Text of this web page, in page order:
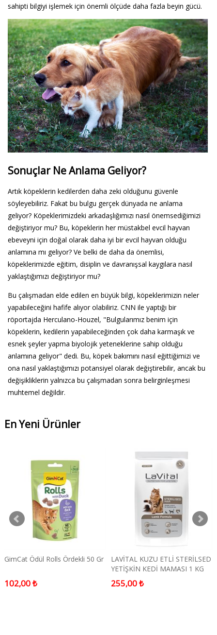
sahipti bilgiyi işlemek için önemli ölçüde daha fazla beyin gücü.
Sonuçlar Ne Anlama Geliyor?
Artık köpeklerin kedilerden daha zeki olduğunu güvenle
söyleyebiliriz. Fakat bu bulgu gerçek dünyada ne anlama
geliyor? Köpeklerimizdeki arkadaşlığımızı nasıl önemsediğimizi
değiştiriyor mu? Bu, köpeklerin her müstakbel evcil hayvan
ebeveyni için doğal olarak daha iyi bir evcil hayvan olduğu
anlamına mı geliyor? Ve belki de daha da önemlisi,
köpeklerimizde eğitim, disiplin ve davranışsal kaygılara nasıl
yaklaştığımızı değiştiriyor mu?
Bu çalışmadan elde edilen en büyük bilgi, köpeklerimizin neler
yapabileceğini hafife alıyor olabiliriz. CNN ile yaptığı bir
röportajda Herculano-Houzel, "Bulgularımız benim için
köpeklerin, kedilerin yapabileceğinden çok daha karmaşık ve
esnek şeyler yapma biyolojik yeteneklerine sahip olduğu
anlamına geliyor" dedi. Bu, köpek bakımını nasıl eğittiğimizi ve
ona nasıl yaklaştığımızı potansiyel olarak değiştirebilir, ancak bu
değişikliklerin yalnızca bu çalışmadan sonra belirginleşmesi
muhtemel değildir.
En Yeni Ürünler
GimCat Ödül Rolls Ördekli 50 Gr
102,00 ₺
LAVİTAL KUZU ETLİ STERİLSED
YETİŞKİN KEDİ MAMASI 1 KG
255,00 ₺